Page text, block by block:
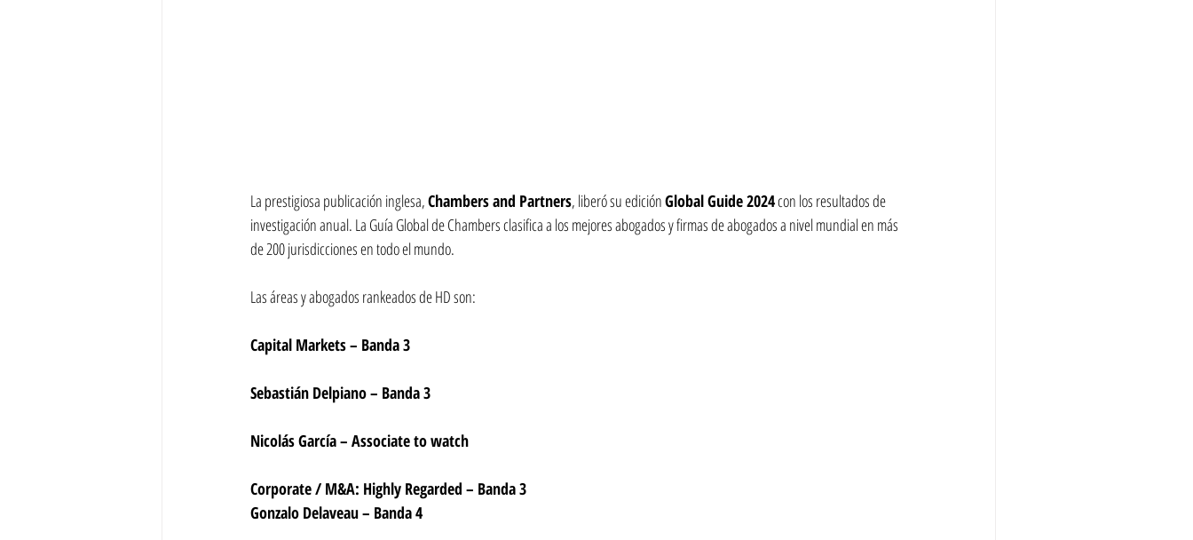
La prestigiosa publicación inglesa, Chambers and Partners, liberó su edición Global Guide 2024 con los resultados de
investigación anual. La Guía Global de Chambers clasifica a los mejores abogados y firmas de abogados a nivel mundial en más
de 200 jurisdicciones en todo el mundo.
Las áreas y abogados rankeados de HD son:
Capital Markets – Banda 3
Sebastián Delpiano – Banda 3
Nicolás García – Associate to watch
Corporate / M&A: Highly Regarded – Banda 3
Gonzalo Delaveau – Banda 4